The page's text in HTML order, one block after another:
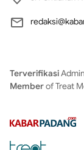
Terverifikasi
Memberof Treat